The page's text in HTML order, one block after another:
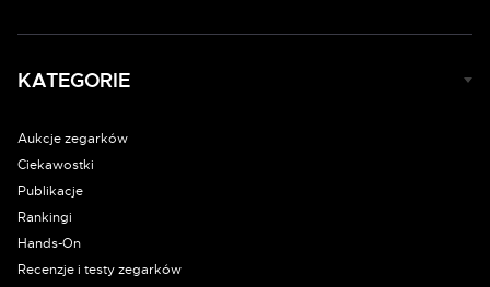
KATEGORIE
Aukcje zegarków
Ciekawostki
Publikacje
Rankingi
Hands-On
Recenzje i testy zegarków